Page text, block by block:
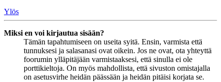
Ylös
Miksi en voi kirjautua sisään?
Tämän tapahtumiseen on useita syitä. Ensin, varmista että
tunnuksesi ja salasanasi ovat oikein. Jos ne ovat, ota yhteyttä
foorumin ylläpitäjään varmistaaksesi, että sinulla ei ole
porttikieltoja. On myös mahdollista, että sivuston omistajalla
on asetusvirhe heidän päässään ja heidän pitäisi korjata se.